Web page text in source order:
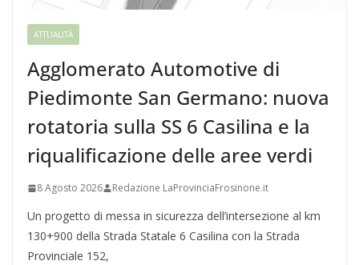
ATTUALITÀ
Agglomerato Automotive di
Piedimonte San Germano: nuova
rotatoria sulla SS 6 Casilina e la
riqualificazione delle aree verdi
8 Agosto 2026 Redazione LaProvinciaFrosinone.it
Un progetto di messa in sicurezza dell’intersezione al km
130+900 della Strada Statale 6 Casilina con la Strada
Provinciale 152,